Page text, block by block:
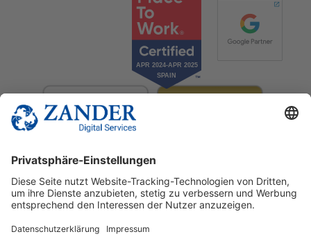
© 2025 Zander Digital Services Deutschland GmbH